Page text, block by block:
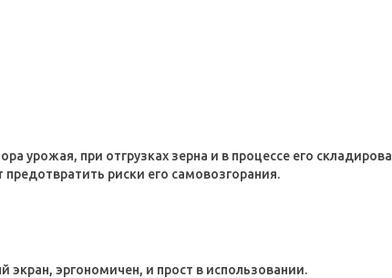
урожая, при отгрузках зерна и в процессе его
риски его самовозгорания.
эргономичен, и прост в использовании.